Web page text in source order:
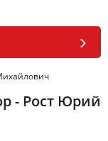
- Рост Юрий